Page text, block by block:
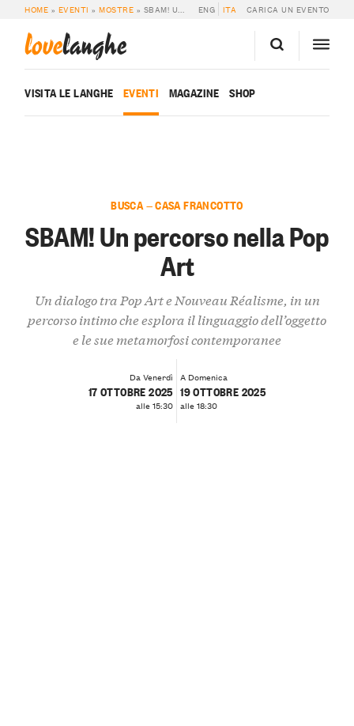
HOME » EVENTI »MOSTRE » SBAM! UN PERCORSO NELLA POP ART ENG ITA CARICA UN EVENTO
lovelanghe
VISITA LE LANGHE EVENTI MAGAZINE SHOP
BUSCA — CASA FRANCOTTO
SBAM! Un percorso nella Pop
Art
Un dialogo tra Pop Art e Nouveau Réalisme, in un
percorso intimo che esplora il linguaggio dell’oggetto
e le sue metamorfosi contemporanee
Da Venerdì
17 OTTOBRE 2025
alle 15:30
A Domenica
19 OTTOBRE 2025
alle 18:30